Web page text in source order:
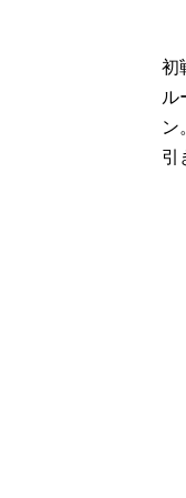
初
ル
ン
引